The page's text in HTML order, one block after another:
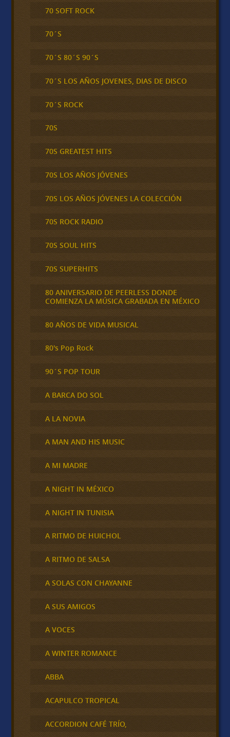
70 SOFT ROCK
70´S
70´S 80´S 90´S
70´S LOS AÑOS JOVENES, DIAS DE DISCO
70´S ROCK
70S
70S GREATEST HITS
70S LOS AÑOS JÓVENES
70S LOS AÑOS JÓVENES LA COLECCIÓN
70S ROCK RADIO
70S SOUL HITS
70S SUPERHITS
80 ANIVERSARIO DE PEERLESS DONDE
COMIENZA LA MÚSICA GRABADA EN MÉXICO
80 AÑOS DE VIDA MUSICAL
80's Pop Rock
90´S POP TOUR
A BARCA DO SOL
A LA NOVIA
A MAN AND HIS MUSIC
A MI MADRE
A NIGHT IN MÉXICO
A NIGHT IN TUNISIA
A RITMO DE HUICHOL
A RITMO DE SALSA
A SOLAS CON CHAYANNE
A SUS AMIGOS
A VOCES
A WINTER ROMANCE
ABBA
ACAPULCO TROPICAL
ACCORDION CAFÉ TRÍO,